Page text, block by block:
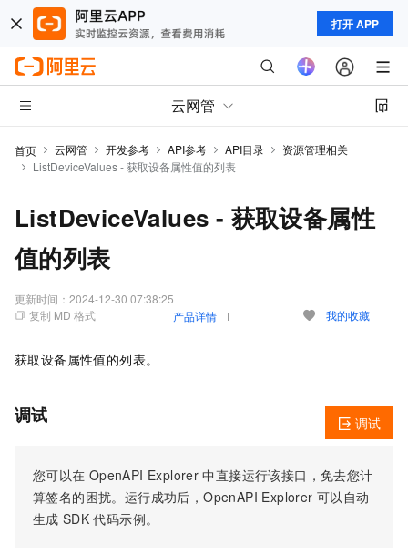
打开 APP
云网管
首页 云网管 开发参考 API参考 API目录
资源管理相关
ListDeviceValues - 获取设备属性值的列表
ListDeviceValues - 获取设备属性
值的列表
更新时间： 2024-12-30 07:38:25
复制 MD 格式
产品详情 我的收藏
获取设备属性值的列表。
调试
您可以在 OpenAPI Explorer 中直接运行该接口，免去您计
算签名的困扰。运行成功后，OpenAPI Explorer 可以自动
生成 SDK 代码示例。
调试